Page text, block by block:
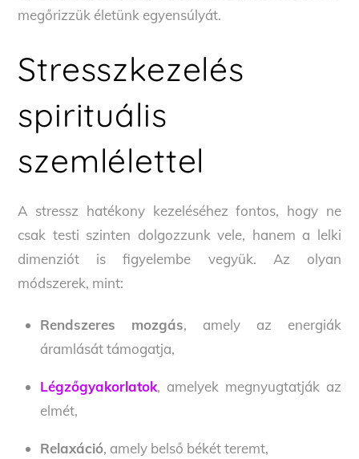
megőrizzük életünk egyensúlyát.
Stresszkezelés
spirituális
szemlélettel
A stressz hatékony kezeléséhez fontos, hogy ne
csak testi szinten dolgozzunk vele, hanem a lelki
dimenziót is figyelembe vegyük. Az olyan
módszerek, mint:
Rendszeres mozgás, amely az energiák
áramlását támogatja,
Légzőgyakorlatok, amelyek megnyugtatják az
elmét,
Relaxáció, amely belső békét teremt,